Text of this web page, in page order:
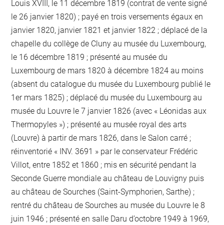
Louis XVIII, le 11 décembre 1819 (contrat de vente signé
le 26 janvier 1820) ; payé en trois versements égaux en
janvier 1820, janvier 1821 et janvier 1822 ; déplacé de la
chapelle du collège de Cluny au musée du Luxembourg,
le 16 décembre 1819 ; présenté au musée du
Luxembourg de mars 1820 à décembre 1824 au moins
(absent du catalogue du musée du Luxembourg publié le
1er mars 1825) ; déplacé du musée du Luxembourg au
musée du Louvre le 7 janvier 1826 (avec « Léonidas aux
Thermopyles ») ; présenté au musée royal des arts
(Louvre) à partir de mars 1826, dans le Salon carré ;
réinventorié « INV. 3691 » par le conservateur Frédéric
Villot, entre 1852 et 1860 ; mis en sécurité pendant la
Seconde Guerre mondiale au château de Louvigny puis
au château de Sourches (Saint-Symphorien, Sarthe) ;
rentré du château de Sourches au musée du Louvre le 8
juin 1946 ; présenté en salle Daru d’octobre 1949 à 1969,